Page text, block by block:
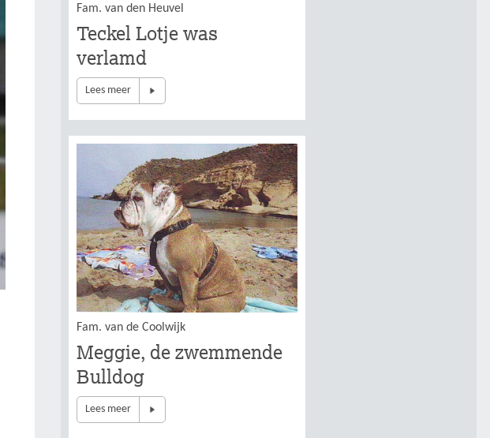
Fam. van den Heuvel
Teckel Lotje was
verlamd
Lees meer
Fam. van de Coolwijk
Meggie, de zwemmende
Bulldog
Lees meer